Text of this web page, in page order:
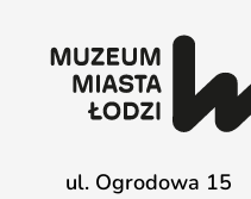
ul. Ogrodowa 15